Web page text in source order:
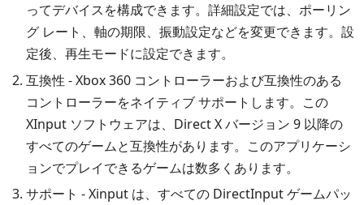
ってデバイスを構成できます。詳細設定では、ポーリン
グ レート、軸の期限、振動設定などを変更できます。設
定後、再生モードに設定できます。
互換性 - Xbox 360 コントローラーおよび互換性のある
コントローラーをネイティブ サポートします。この
XInput ソフトウェアは、Direct X バージョン 9 以降の
すべてのゲームと互換性があります。このアプリケーシ
ョンでプレイできるゲームは数多くあります。
サポート - Xinput は、すべての DirectInput ゲームパッ